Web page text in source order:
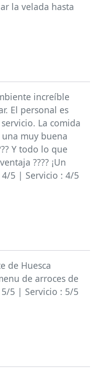
la velada hasta
increíble
El personal es
La comida
muy buena
Y todo lo que
???? ¡Un
5 | Servicio : 4/5
de Huesca
de arroces de
5 | Servicio : 5/5